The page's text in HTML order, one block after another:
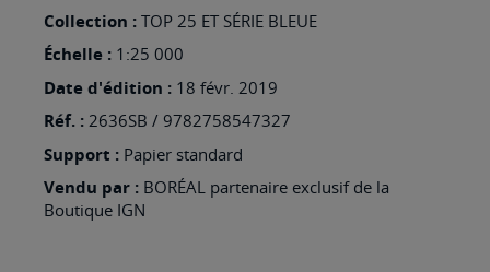
Collection : TOP 25 ET SÉRIE BLEUE
Échelle : 1:25 000
Date d'édition : 18 févr. 2019
Réf. : 2636SB / 9782758547327
Support : Papier standard
Vendu par : BORÉAL partenaire exclusif de la
Boutique IGN